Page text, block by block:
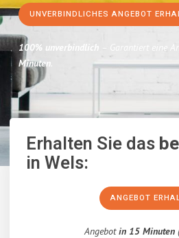
UNVERBINDLICHES ANGEBOT
100% unverbindlich – Garantiert eine
Minuten.
Erhalten Sie das
in Wels:
ANGEBOT
Angebotin 15 Minuten